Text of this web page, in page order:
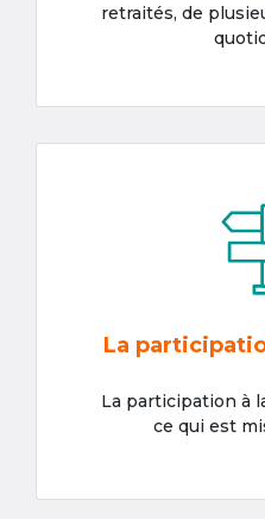
retraités, de
La
La participation à
ce qui est